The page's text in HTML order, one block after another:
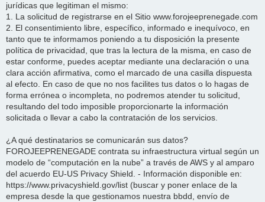
jurídicas que legitiman el mismo:
1. La solicitud de registrarse en el Sitio www.forojeeprenegade.com
2. El consentimiento libre, específico, informado e inequívoco, en
tanto que te informamos poniendo a tu disposición la presente
política de privacidad, que tras la lectura de la misma, en caso de
estar conforme, puedes aceptar mediante una declaración o una
clara acción afirmativa, como el marcado de una casilla dispuesta
al efecto. En caso de que no nos facilites tus datos o lo hagas de
forma errónea o incompleta, no podremos atender tu solicitud,
resultando del todo imposible proporcionarte la información
solicitada o llevar a cabo la contratación de los servicios.
¿A qué destinatarios se comunicarán sus datos?
FOROJEEPRENEGADE contrata su infraestructura virtual según un
modelo de “computación en la nube” a través de AWS y al amparo
del acuerdo EU-US Privacy Shield. - Información disponible en:
https://www.privacyshield.gov/list (buscar y poner enlace de la
empresa desde la que gestionamos nuestra bbdd, envío de